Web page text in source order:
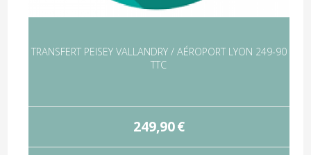
TRANSFERT PEISEY VALLANDRY / AÉROPORT LYON 249-90
TTC
249,90€